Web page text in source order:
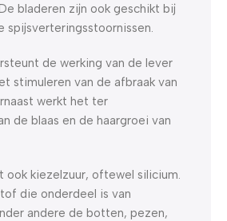
bladeren zijn ook geschikt bij
spijsverteringsstoornissen.
de werking van de lever
stimuleren van de afbraak van
werkt het ter
de blaas en de haargroei van
ook kiezelzuur, oftewel silicium.
die onderdeel is van
andere de botten, pezen,